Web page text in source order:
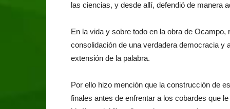
las ciencias, y desde allí, defendió de manera
En la vida y sobre todo en la obra de
consolidación de una verdadera democracia y
extensión de la palabra.
Por ello hizo mención que la construcción de
finales antes de enfrentar a los cobardes que